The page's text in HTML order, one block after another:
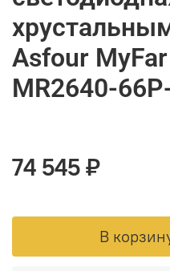
Asfour
MR2640-
74 545 ₽
В